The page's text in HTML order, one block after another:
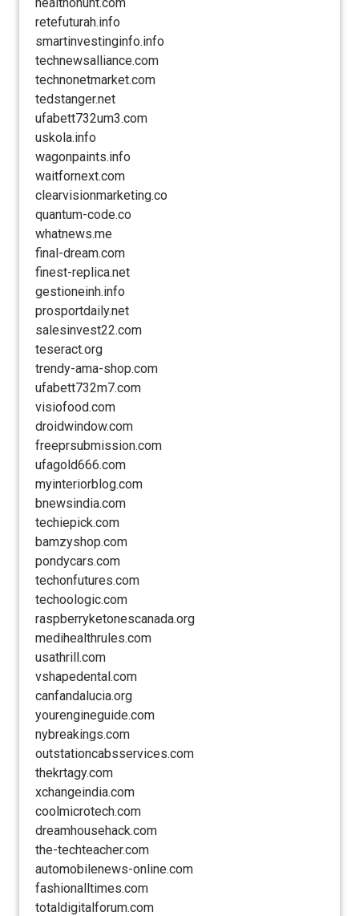
retefuturah.info
smartinvestinginfo.info
technewsalliance.com
technonetmarket.com
tedstanger.net
ufabett732um3.com
uskola.info
wagonpaints.info
waitfornext.com
clearvisionmarketing.co
quantum-code.co
whatnews.me
final-dream.com
finest-replica.net
gestioneinh.info
prosportdaily.net
salesinvest22.com
teseract.org
trendy-ama-shop.com
ufabett732m7.com
visiofood.com
droidwindow.com
freeprsubmission.com
ufagold666.com
myinteriorblog.com
bnewsindia.com
techiepick.com
bamzyshop.com
pondycars.com
techonfutures.com
techoologic.com
raspberryketonescanada.org
medihealthrules.com
usathrill.com
vshapedental.com
canfandalucia.org
yourengineguide.com
nybreakings.com
outstationcabsservices.com
thekrtagy.com
xchangeindia.com
coolmicrotech.com
dreamhousehack.com
the-techteacher.com
automobilenews-online.com
fashionalltimes.com
totaldigitalforum.com